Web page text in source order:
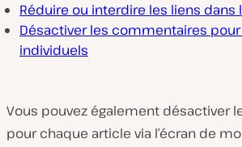
Réduire ou interdire les liens
Désactiver les commentaires
individuels
Vous pouvez également désactiver
pour chaque article via l’écran de